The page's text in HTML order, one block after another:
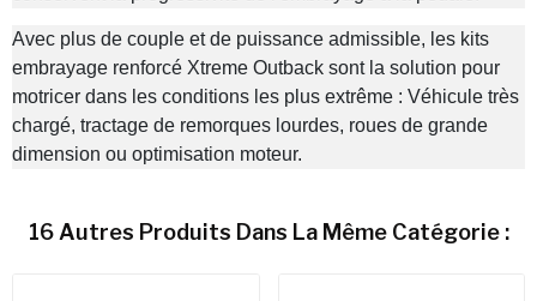
Avec plus de couple et de puissance admissible, les kits
embrayage renforcé Xtreme Outback sont la solution pour
motricer dans les conditions les plus extrême : Véhicule très
chargé, tractage de remorques lourdes, roues de grande
dimension ou optimisation moteur.
16 Autres Produits Dans La Même Catégorie :